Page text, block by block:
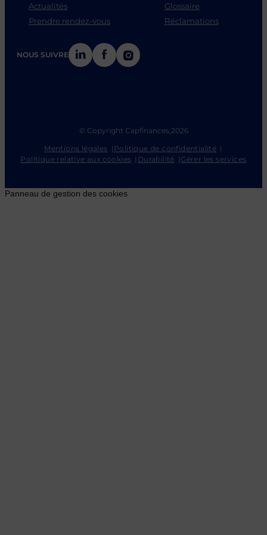
Actualités
Prendre rendez-vous
Glossaire
Réclamations
NOUS SUIVRELinkedIn
Facebook
Instagram
© Copyright Capfinances, 2026
Mentions légales
Politique de confidentialité
Politique relative aux cookies
Durabilité Gérer les services
Panneau de gestion des cookies